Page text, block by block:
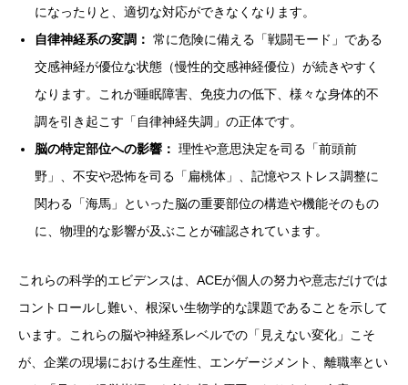
になったりと、適切な対応ができなくなります。
自律神経系の変調： 常に危険に備える「戦闘モード」である
交感神経が優位な状態（慢性的交感神経優位）が続きやすく
なります。これが睡眠障害、免疫力の低下、様々な身体的不
調を引き起こす「自律神経失調」の正体です。
脳の特定部位への影響： 理性や意思決定を司る「前頭前
野」、不安や恐怖を司る「扁桃体」、記憶やストレス調整に
関わる「海馬」といった脳の重要部位の構造や機能そのもの
に、物理的な影響が及ぶことが確認されています。
これらの科学的エビデンスは、ACEが個人の努力や意志だけでは
コントロールし難い、根深い生物学的な課題であることを示して
います。これらの脳や神経系レベルでの「見えない変化」こそ
が、企業の現場における生産性、エンゲージメント、離職率とい